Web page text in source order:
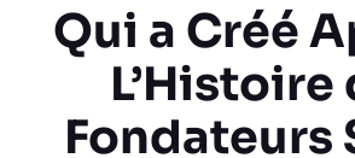
Qui a Créé
L’Histoire
Fondateurs